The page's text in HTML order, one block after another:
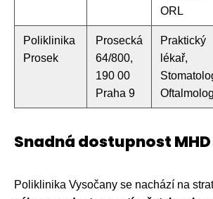
ORL
Poliklinika
Prosek
Prosecká
64/800,
190 00
Praha 9
Praktický
lékař,
Snadná dostupnost
Poliklinika Vysočany se nachází na